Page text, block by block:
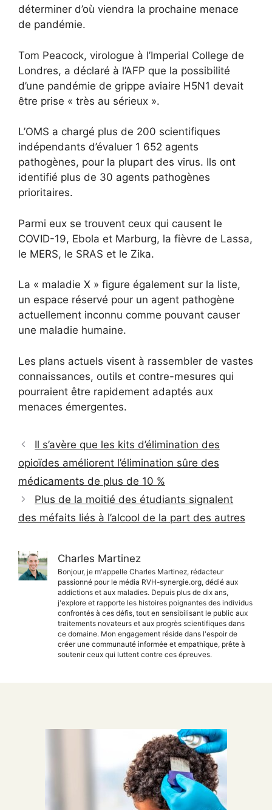
déterminer d’où viendra la prochaine menace
de pandémie.
Tom Peacock, virologue à l’Imperial College de
Londres, a déclaré à l’AFP que la possibilité
d’une pandémie de grippe aviaire H5N1 devait
être prise « très au sérieux ».
L’OMS a chargé plus de 200 scientifiques
indépendants d’évaluer 1 652 agents
pathogènes, pour la plupart des virus. Ils ont
identifié plus de 30 agents pathogènes
prioritaires.
Parmi eux se trouvent ceux qui causent le
COVID-19, Ebola et Marburg, la fièvre de Lassa,
le MERS, le SRAS et le Zika.
La « maladie X » figure également sur la liste,
un espace réservé pour un agent pathogène
actuellement inconnu comme pouvant causer
une maladie humaine.
Les plans actuels visent à rassembler de vastes
connaissances, outils et contre-mesures qui
pourraient être rapidement adaptés aux
menaces émergentes.
Il s’avère que les kits d’élimination des
opioïdes améliorent l’élimination sûre des
médicaments de plus de 10 %
Plus de la moitié des étudiants signalent
des méfaits liés à l’alcool de la part des autres
Charles Martinez
Bonjour, je m'appelle Charles Martinez, rédacteur
passionné pour le média RVH-synergie.org, dédié aux
addictions et aux maladies. Depuis plus de dix ans,
j'explore et rapporte les histoires poignantes des individus
confrontés à ces défis, tout en sensibilisant le public aux
traitements novateurs et aux progrès scientifiques dans
ce domaine. Mon engagement réside dans l'espoir de
créer une communauté informée et empathique, prête à
soutenir ceux qui luttent contre ces épreuves.